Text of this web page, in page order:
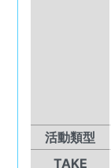
活動類型
TAKE